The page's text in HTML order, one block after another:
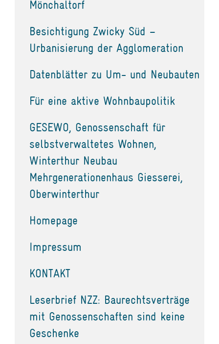
Mönchaltorf
Besichtigung Zwicky Süd –
Urbanisierung der Agglomeration
Datenblätter zu Um- und Neubauten
Für eine aktive Wohnbaupolitik
GESEWO, Genossenschaft für
selbstverwaltetes Wohnen,
Winterthur Neubau
Mehrgenerationenhaus Giesserei,
Oberwinterthur
Homepage
Impressum
KONTAKT
Leserbrief NZZ: Baurechtsverträge
mit Genossenschaften sind keine
Geschenke